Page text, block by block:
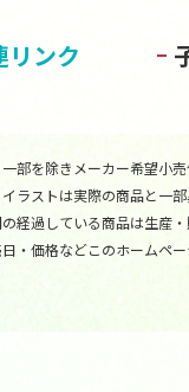
リンク
部を除きメーカー希望小
ラストは実際の商品と一
経過している商品は生産
・価格などこのホームペ